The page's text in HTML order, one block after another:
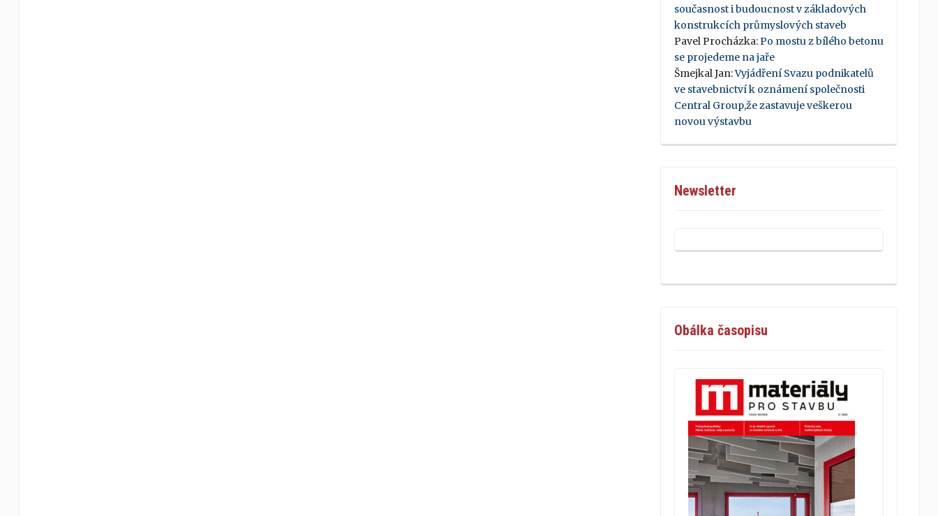
současnost i budoucnost v základových
konstrukcích průmyslových staveb
Pavel Procházka:Po mostu z bílého betonu
se projedeme na jaře
Šmejkal Jan:Vyjádření Svazu podnikatelů
ve stavebnictví k oznámení společnosti
Central Group,že zastavuje veškerou
novou výstavbu
Newsletter
Obálka časopisu